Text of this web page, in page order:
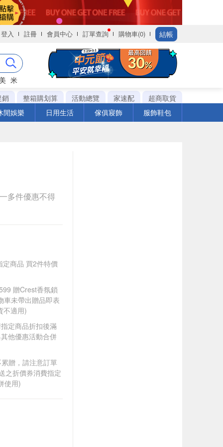
登入 註冊 會員中心 訂單查詢 購物車(0) 結帳
米
銷
整箱購划算 活動總覽 家速配
超商取貨
閒娛樂
日用生活 傢俱寢飾 服飾鞋包
多件優惠不得
商品 買2件特價
贈Crest香氛鎖
車未帶出贈品即表
不適用)
定商品折扣後滿
他優惠活動合併
贈，請注意訂單
之折價券消費指定
使用)